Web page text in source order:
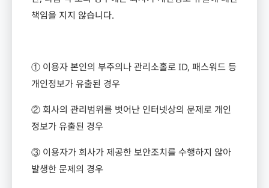
책임을 지지 않습니다.
① 이용자 본인의 부주의나 관리소홀로 ID, 패스워드 등
개인정보가 유출된 경우
② 회사의 관리범위를 벗어난 인터넷상의 문제로 개인
정보가 유출된 경우
③ 이용자가 회사가 제공한 보안조치를 수행하지 않아
발생한 문제의 경우